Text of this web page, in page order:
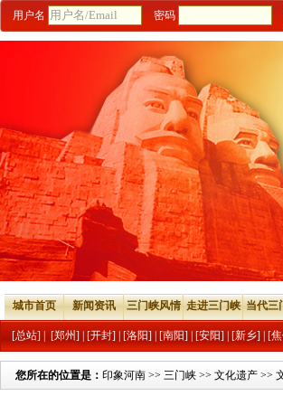
用户名 密码
城市首页 新闻资讯 三门峡风情 走进三门峡 当代三
[总站] [郑州] [开封] [洛阳] [南阳] [安阳] [新乡] [
您所在的位置是： 印象河南 >> 三门峡 >> 文化遗产 >>